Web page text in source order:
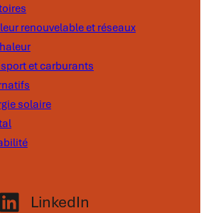
renouvelable et réseaux
et carburants
solaire
LinkedIn